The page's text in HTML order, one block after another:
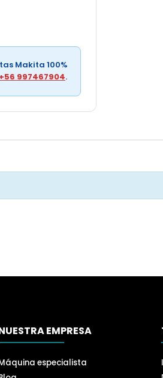
Makita 100%
+56 997467904.
EMPRESA
especialista